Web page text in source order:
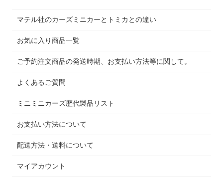
マテル社のカーズミニカーとトミカとの違い
お気に入り商品一覧
ご予約注文商品の発送時期、お支払い方法等に関して。
よくあるご質問
ミニミニカーズ歴代製品リスト
お支払い方法について
配送方法・送料について
マイアカウント